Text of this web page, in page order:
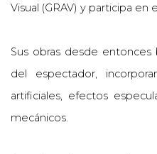
Visual (GRAV) y participa
Sus obras desde entonces
del espectador,
artificiales, efectos
mecánicos.